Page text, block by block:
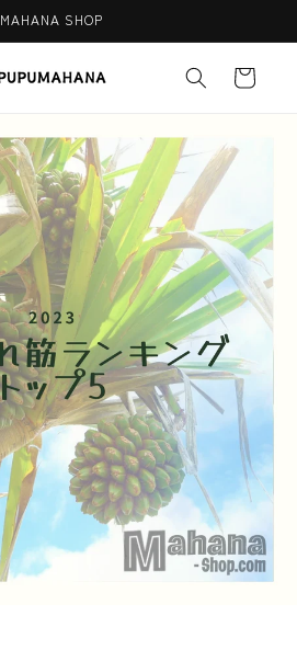
MAHANA SHOP
Cart